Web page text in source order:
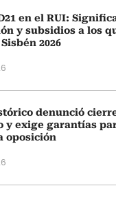
en el RUI:
y subsidios a los
2026
denunció
y exige garantías
oposición